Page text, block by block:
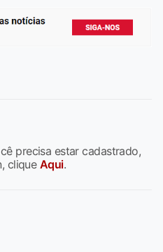
precisa estar cadastrado,
clique Aqui.